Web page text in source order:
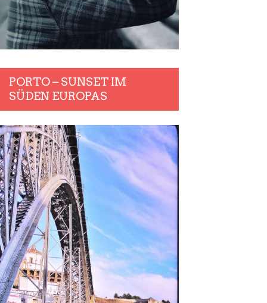
PORTO – SUNSET IM
SÜDEN EUROPAS